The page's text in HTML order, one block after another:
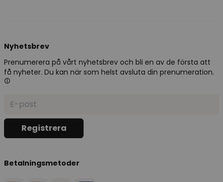
Nyhetsbrev
Prenumerera på vårt nyhetsbrev och bli en av de första att
få nyheter. Du kan när som helst avsluta din prenumeration.
Betalningsmetoder